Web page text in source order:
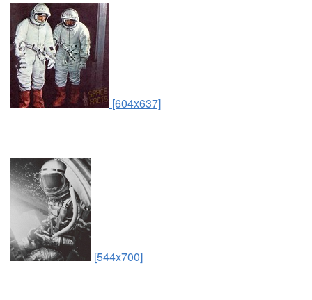
[604x637]
[544x700]